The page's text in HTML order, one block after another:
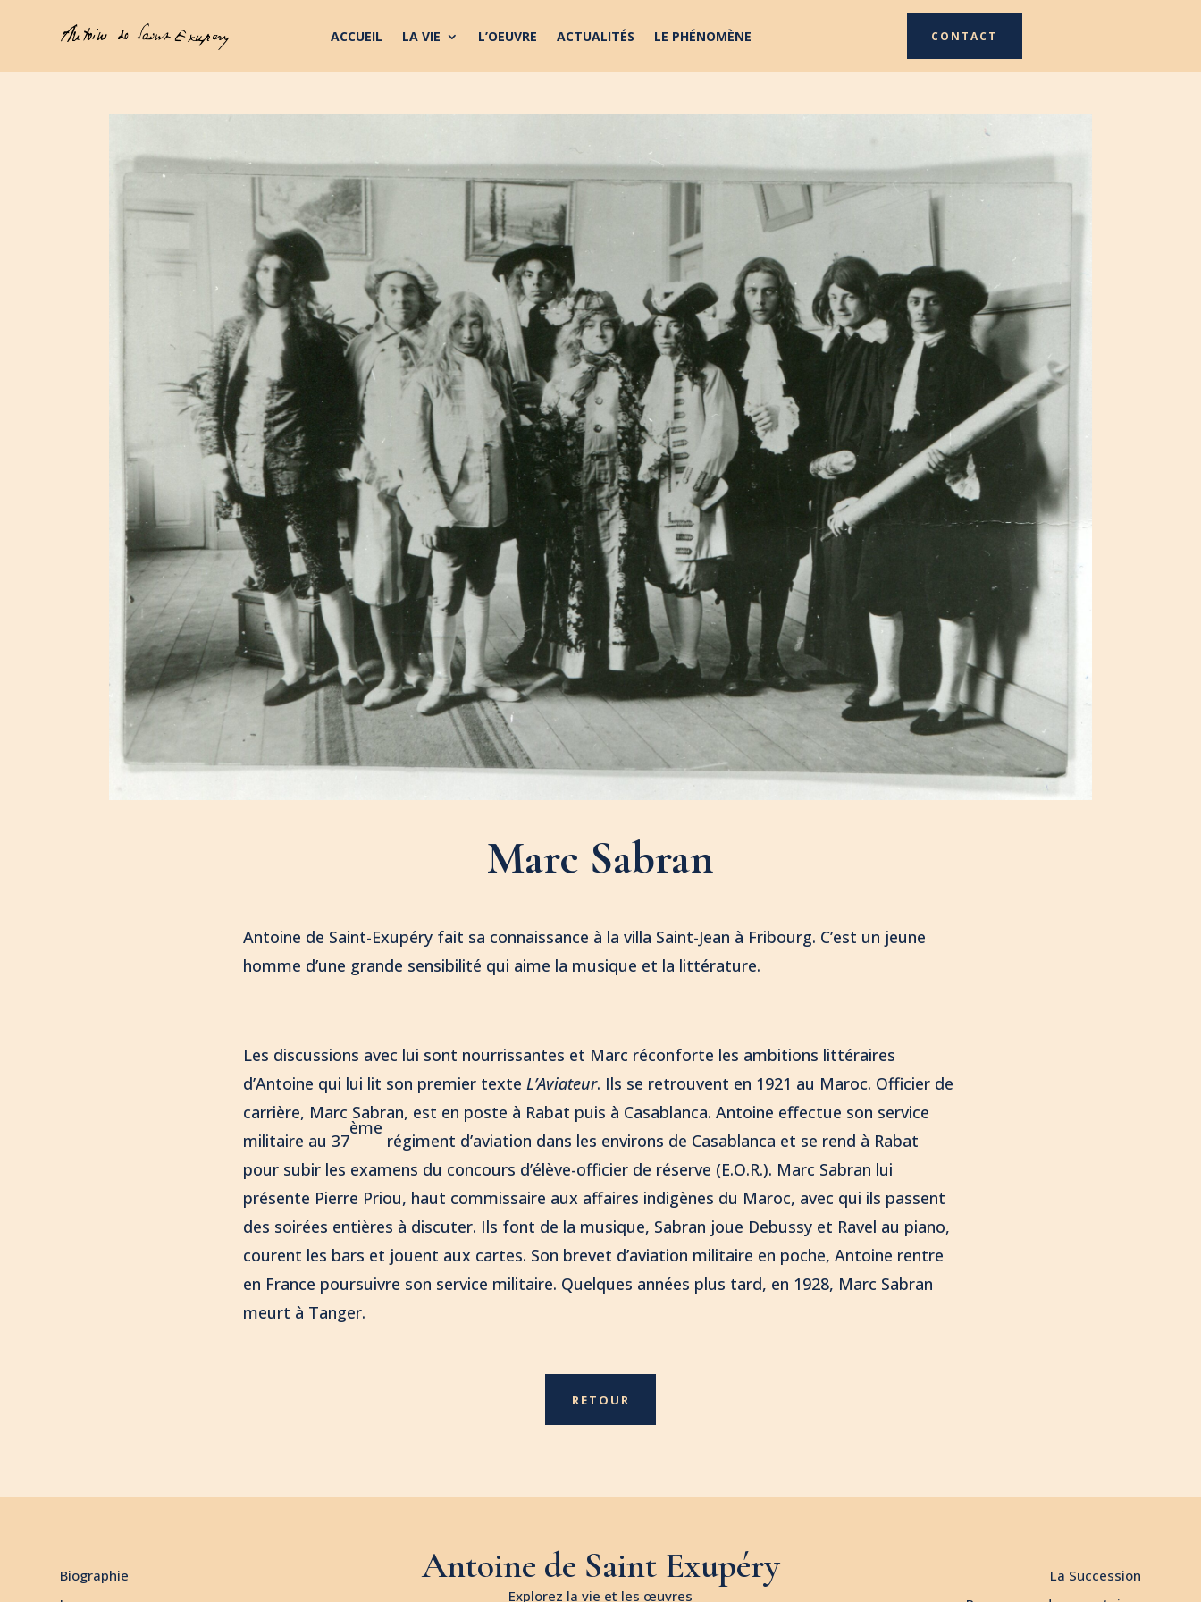
ACCUEIL LA VIE L’OEUVRE ACTUALITÉS LE PHÉNOMÈNE CONTACT
Marc Sabran
Antoine de Saint-Exupéry fait sa connaissance à la villa Saint-Jean à Fribourg. C’est un jeune
homme d’une grande sensibilité qui aime la musique et la littérature.
Les discussions avec lui sont nourrissantes et Marc réconforte les ambitions littéraires
d’Antoine qui lui lit son premier texte L’Aviateur. Ils se retrouvent en 1921 au Maroc. Officier de
carrière, Marc Sabran, est en poste à Rabat puis à Casablanca. Antoine effectue son service
militaire au 37
ème
régiment d’aviation dans les environs de Casablanca et se rend à Rabat
pour subir les examens du concours d’élève-officier de réserve (E.O.R.). Marc Sabran lui
présente Pierre Priou, haut commissaire aux affaires indigènes du Maroc, avec qui ils passent
des soirées entières à discuter. Ils font de la musique, Sabran joue Debussy et Ravel au piano,
courent les bars et jouent aux cartes. Son brevet d’aviation militaire en poche, Antoine rentre
en France poursuivre son service militaire. Quelques années plus tard, en 1928, Marc Sabran
meurt à Tanger.
RETOUR
Biographie
Antoine de Saint Exupéry
Explorez la vie et les œuvres
La Succession